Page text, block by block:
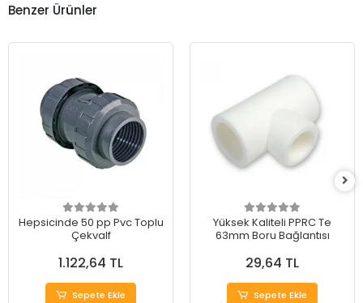
Benzer Ürünler
Hepsicinde 50 pp Pvc Toplu
Çekvalf
1.122,64 TL
Sepete Ekle
Yüksek Kaliteli PPRC Te
63mm Boru Bağlantısı
29,64 TL
Sepete Ekle